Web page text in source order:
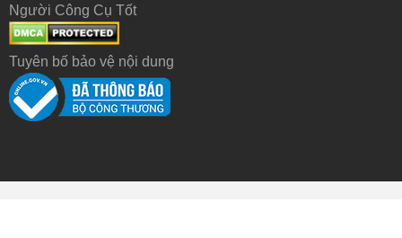
Người Công Cụ Tốt
Tuyên bố bảo vệ nội dung